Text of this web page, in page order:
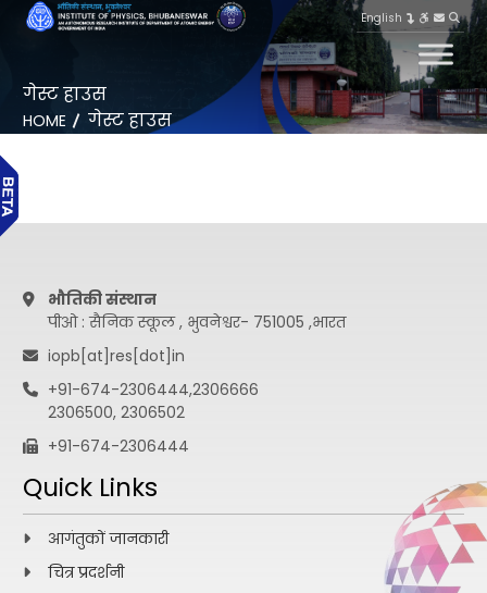
English
गेस्ट हाउस
HOME गेस्ट हाउस
भौतिकी संस्थान
पीओ : सैनिक स्कूल , भुवनेश्वर- 751005 ,भारत
iopb[at]res[dot]in
+91-674-2306444,2306666
2306500, 2306502
+91-674-2306444
Quick Links
आगंतुकों जानकारी
चित्र प्रदर्शनी